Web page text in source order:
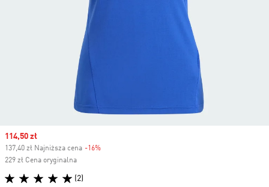
Sale price
114,50 zł
137,40 zł Najniższa cena -16%
229 zł Cena oryginalna
(2)